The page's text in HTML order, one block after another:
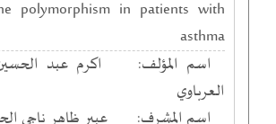
polymorphism in patients with
asthma
اسم المؤلف:
اكرم عبد
العرباوي
اسم المشرف:
عبير ظاهر ناجي